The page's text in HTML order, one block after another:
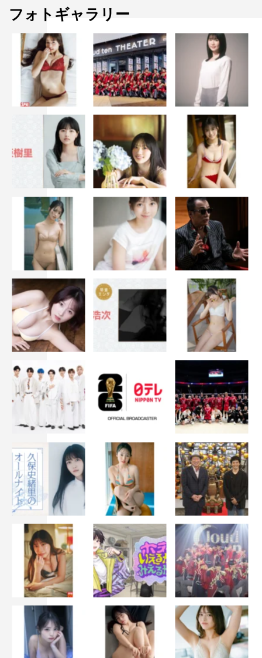
モグライダー 見取り図
フォトギャラリー